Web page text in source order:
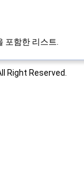
포함한 리스트.
Right Reserved.